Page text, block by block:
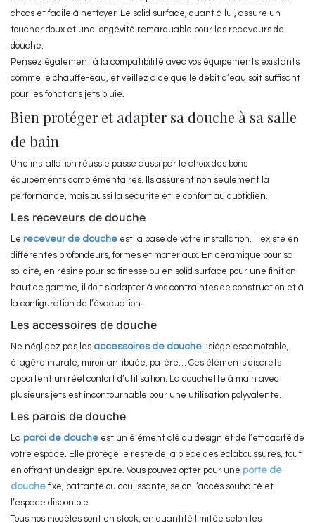
chocs et facile à nettoyer. Le solid surface, quant à lui, assure un
toucher doux et une longévité remarquable pour les receveurs de
douche.
Pensez également à la compatibilité avec vos équipements existants
comme le chauffe-eau, et veillez à ce que le débit d’eau soit suffisant
pour les fonctions jets pluie.
Bien protéger et adapter sa douche à sa salle
de bain
Une installation réussie passe aussi par le choix des bons
équipements complémentaires. Ils assurent non seulement la
performance, mais aussi la sécurité et le confort au quotidien.
Les receveurs de douche
Le receveur de douche est la base de votre installation. Il existe en
différentes profondeurs, formes et matériaux. En céramique pour sa
solidité, en résine pour sa finesse ou en solid surface pour une finition
haut de gamme, il doit s’adapter à vos contraintes de construction et à
la configuration de l’évacuation.
Les accessoires de douche
Ne négligez pas les accessoires de douche : siège escamotable,
étagère murale, miroir antibuée, patère… Ces éléments discrets
apportent un réel confort d’utilisation. La douchette à main avec
plusieurs jets est incontournable pour une utilisation polyvalente.
Les parois de douche
La paroi de douche est un élément clé du design et de l’efficacité de
votre espace. Elle protège le reste de la pièce des éclaboussures, tout
en offrant un design épuré. Vous pouvez opter pour une porte de
douche fixe, battante ou coulissante, selon l’accès souhaité et
l’espace disponible.
Tous nos modèles sont en stock, en quantité limitée selon les